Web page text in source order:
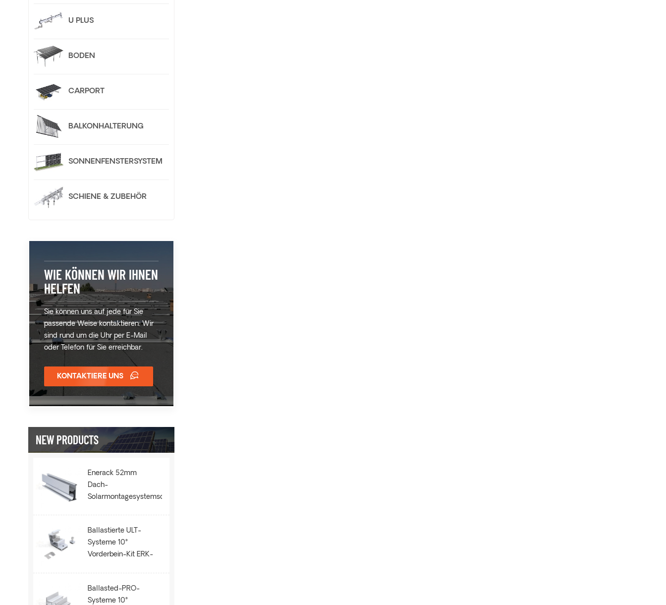
U PLUS
BODEN
CARPORT
BALKONHALTERUNG
SONNENFENSTERSYSTEM
SCHIENE & ZUBEHÖR
WIE KÖNNEN WIR IHNEN
HELFEN
Sie können uns auf jede für Sie
passende Weise kontaktieren. Wir
sind rund um die Uhr per E-Mail
oder Telefon für Sie erreichbar.
KONTAKTIERE UNS
NEW PRODUCTS
Enerack 52mm
Dach-
Solarmontagesystemschiene
Ballastierte ULT-
Systeme 10°
Vorderbein-Kit ERK-
Ballasted-PRO-
Systeme 10°